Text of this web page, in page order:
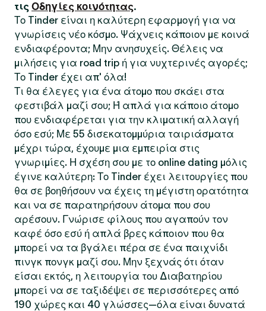
τις Οδηγίες κοινότητας.
Το Tinder είναι η καλύτερη εφαρμογή για να
γνωρίσεις νέο κόσμο. Ψάχνεις κάποιον με κοινά
ενδιαφέροντα; Μην ανησυχείς. Θέλεις να
μιλήσεις για road trip ή για νυχτερινές αγορές;
Το Tinder έχει απ' όλα!
Τι θα έλεγες για ένα άτομο που σκάει στα
φεστιβάλ μαζί σου; Ή απλά για κάποιο άτομο
που ενδιαφέρεται για την κλιματική αλλαγή
όσο εσύ; Με 55 δισεκατομμύρια ταιριάσματα
μέχρι τώρα, έχουμε μια εμπειρία στις
γνωριμίες. Η σχέση σου με το online dating μόλις
έγινε καλύτερη: Το Tinder έχει λειτουργίες που
θα σε βοηθήσουν να έχεις τη μέγιστη ορατότητα
και να σε παρατηρήσουν άτομα που σου
αρέσουν. Γνώρισε φίλους που αγαπούν τον
καφέ όσο εσύ ή απλά βρες κάποιον που θα
μπορεί να τα βγάλει πέρα σε ένα παιχνίδι
πινγκ πονγκ μαζί σου. Μην ξεχνάς ότι όταν
είσαι εκτός, η λειτουργία του Διαβατηρίου
μπορεί να σε ταξιδέψει σε περισσότερες από
190 χώρες και 40 γλώσσες—όλα είναι δυνατά